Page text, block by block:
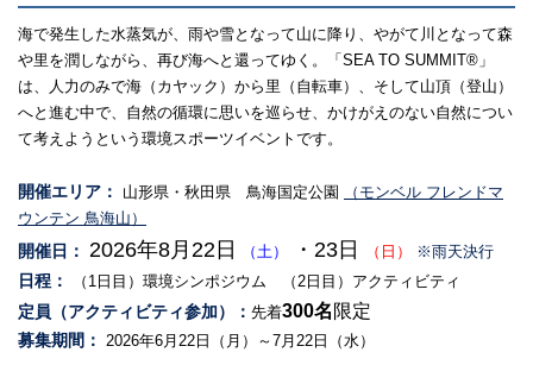
海で発生した水蒸気が、雨や雪となって山に降り、やがて川となって森
や里を潤しながら、再び海へと還ってゆく。「SEA TO SUMMIT®」
は、人力のみで海（カヤック）から里（自転車）、そして山頂（登山）
へと進む中で、自然の循環に思いを巡らせ、かけがえのない自然につい
て考えようという環境スポーツイベントです。
開催エリア： 山形県・秋田県 鳥海国定公園
（モンベル フレンドマ
ウンテン 鳥海山）
開催日： 2026年8月22日 （土） ・23日 （日） ※雨天決行
日程： （1日目）環境シンポジウム （2日目）アクティビティ
定員（アクティビティ参加）： 先着300名 限定
募集期間： 2026年6月22日（月）～7月22日（水）